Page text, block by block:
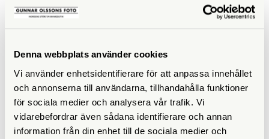
Denna webbplats använder cookies
Vi använder enhetsidentifierare för att anpassa innehållet
och annonserna till användarna, tillhandahålla funktioner
för sociala medier och analysera vår trafik. Vi
vidarebefordrar även sådana identifierare och annan
information från din enhet till de sociala medier och
ANDRA KÖPTE ÄVEN